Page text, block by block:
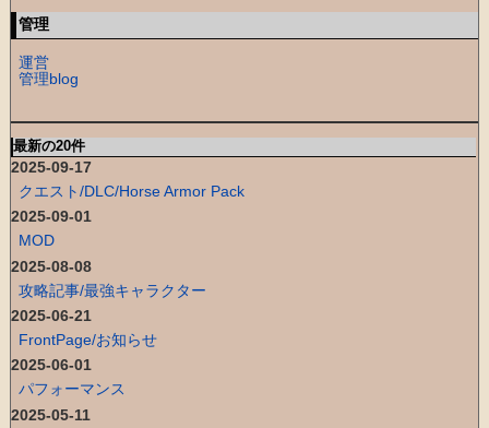
管理
運営
管理blog
最新の20件
2025-09-17
クエスト/DLC/Horse Armor Pack
2025-09-01
MOD
2025-08-08
攻略記事/最強キャラクター
2025-06-21
FrontPage/お知らせ
2025-06-01
パフォーマンス
2025-05-11